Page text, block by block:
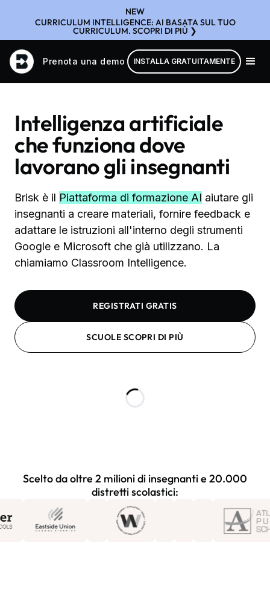
NEW
CURRICULUM INTELLIGENCE: AI BASATA SUL TUO
CURRICULUM. SCOPRI DI PIÙ ❯
Prenota una demo INSTALLA GRATUITAMENTE
Intelligenza artificiale
che funziona dove
lavorano gli insegnanti
Brisk è il Piattaforma di formazione AI aiutare gli
insegnanti a creare materiali, fornire feedback e
adattare le istruzioni all'interno degli strumenti
Google e Microsoft che già utilizzano. La
chiamiamo Classroom Intelligence.
REGISTRATI GRATIS
SCUOLE SCOPRI DI PIÙ
Scelto da oltre 2 milioni di insegnanti e 20.000
distretti scolastici: